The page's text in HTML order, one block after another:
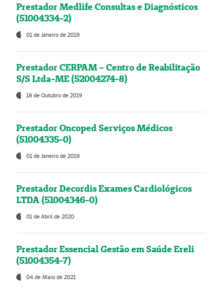
Prestador Medlife Consultas e Diagnósticos
(51004334-2)
01 de Janeiro de 2019
Prestador CERPAM – Centro de Reabilitação
S/S Ltda-ME (52004274-8)
18 de Outubro de 2019
Prestador Oncoped Serviços Médicos
(51004335-0)
01 de Janeiro de 2019
Prestador Decordis Exames Cardiológicos
LTDA (51004346-0)
01 de Abril de 2020
Prestador Essencial Gestão em Saúde Ereli
(51004354-7)
04 de Maio de 2021